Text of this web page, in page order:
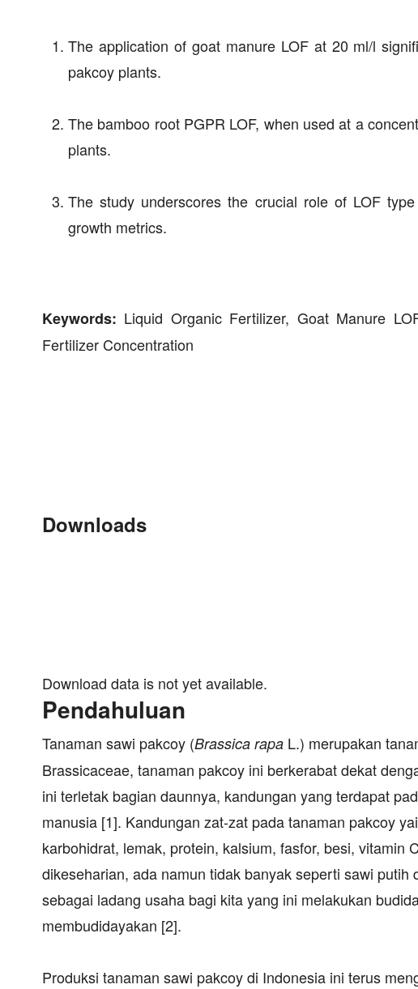
The application of goat manure LOF at 20 ml/l
pakcoy plants.
The bamboo root PGPR LOF, when used at a
plants.
The study underscores the crucial role of LOF
growth metrics.
Keywords: Liquid Organic Fertilizer, Goat Manure
Fertilizer Concentration
Downloads
Download data is not yet available.
Pendahuluan
Tanaman sawi pakcoy (Brassica rapa L.) merupakan
Brassicaceae, tanaman pakcoy ini berkerabat dekat
ini terletak bagian daunnya, kandungan yang terdapat
manusia [1]. Kandungan zat-zat pada tanaman pakcoy
karbohidrat, lemak, protein, kalsium, fasfor, besi, vitamin
dikeseharian, ada namun tidak banyak seperti sawi
sebagai ladang usaha bagi kita yang ini melakukan
membudidayakan [2].
Produksi tanaman sawi pakcoy di Indonesia ini terus